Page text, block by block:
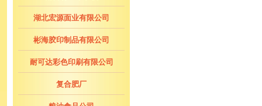
湖北宏源面业有限公司
彬海胶印制品有限公司
耐可达彩色印刷有限公司
复合肥厂